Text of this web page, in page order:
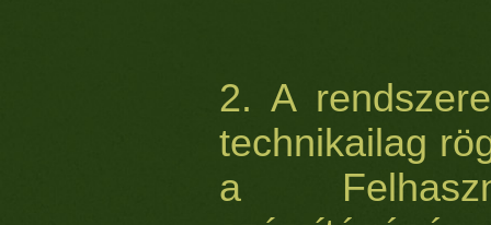
2. A
technikailag
a